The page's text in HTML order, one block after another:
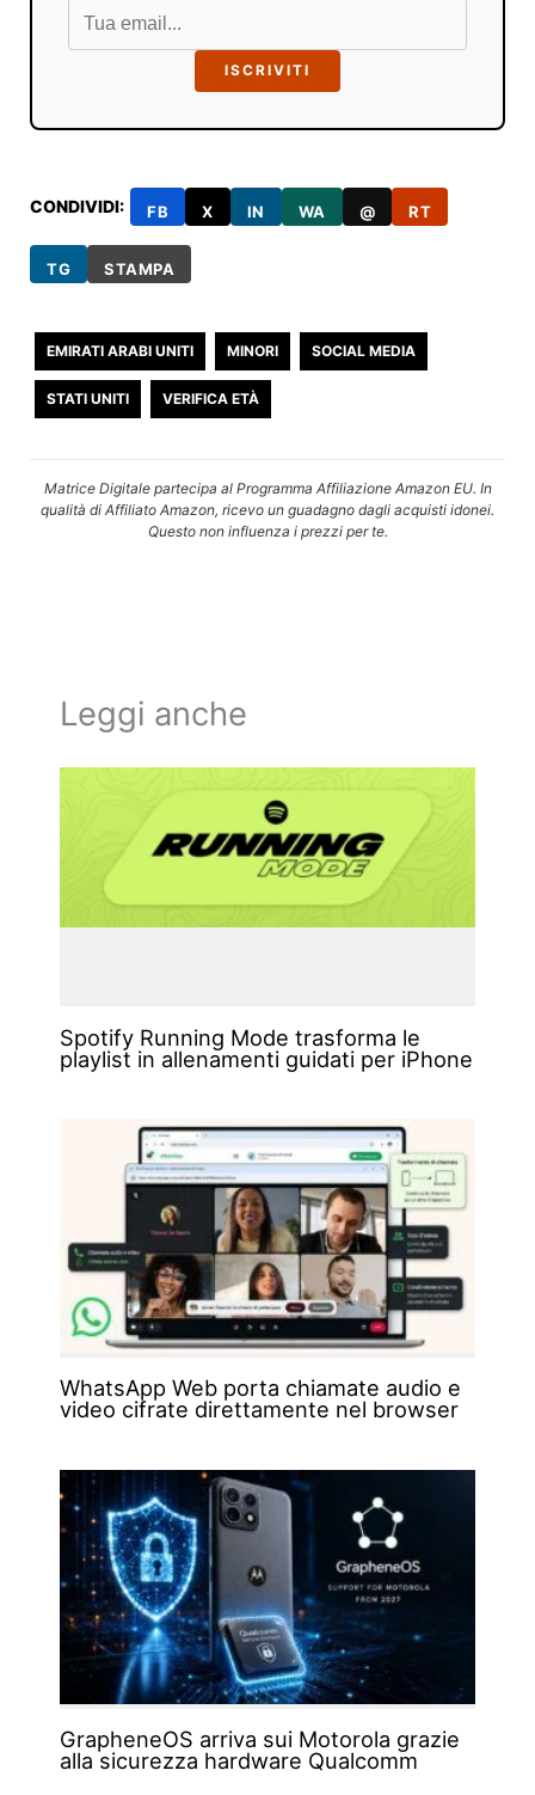
ISCRIVITI
CONDIVIDI: FB X IN WA @ RT
TG STAMPA
EMIRATI ARABI UNITI MINORI SOCIAL MEDIA
STATI UNITI VERIFICA ETÀ
Matrice Digitale partecipa al Programma Affiliazione Amazon EU. In
qualità di Affiliato Amazon, ricevo un guadagno dagli acquisti idonei.
Questo non influenza i prezzi per te.
Leggi anche
Spotify Running Mode trasforma le
playlist in allenamenti guidati per iPhone
WhatsApp Web porta chiamate audio e
video cifrate direttamente nel browser
GrapheneOS arriva sui Motorola grazie
alla sicurezza hardware Qualcomm